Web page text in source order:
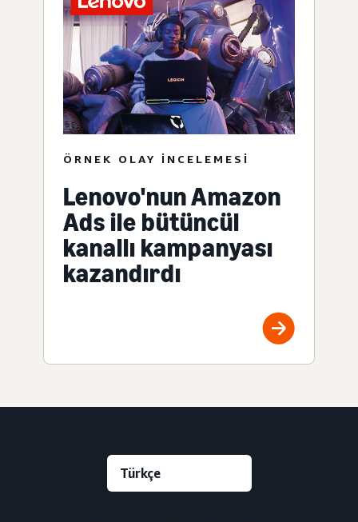
ÖRNEK OLAY INCELEMESI
Lenovo'nun Amazon
Ads ile bütüncül
kanallı kampanyası
kazandırdı